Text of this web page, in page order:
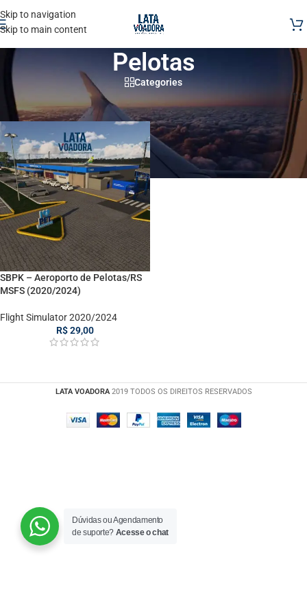
Skip to navigation
Skip to main content
Pelotas
Categories
Início
Produtos marcados com a tag “Pelotas”
SBPK – Aeroporto de Pelotas/RS
MSFS (2020/2024)
Flight Simulator 2020/2024
R$29,00
LATA VOADORA 2019 TODOS OS DIREITOS RESERVADOS
Dúvidas ou Agendamento
de suporte? Acesse o chat